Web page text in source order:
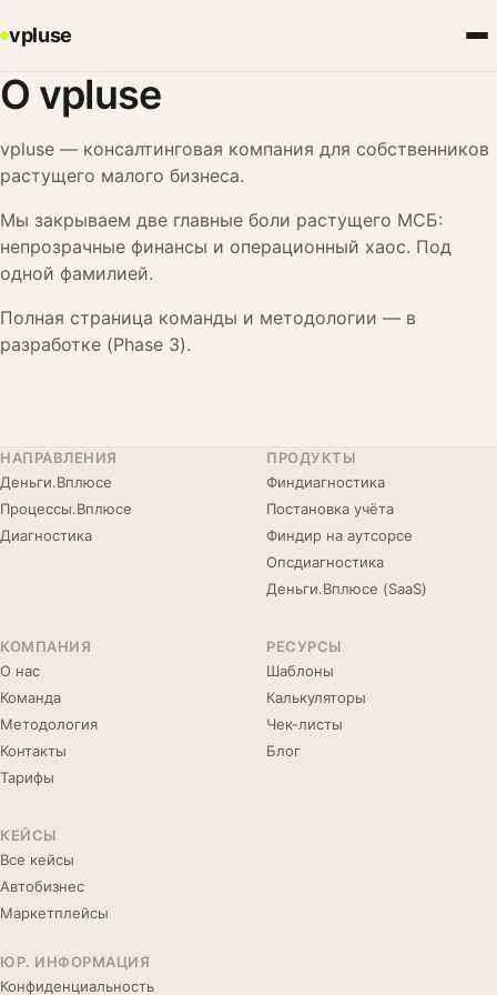
vpluse
О vpluse
vpluse — консалтинговая компания для собственников
растущего малого бизнеса.
Мы закрываем две главные боли растущего МСБ:
непрозрачные финансы и операционный хаос. Под
одной фамилией.
Полная страница команды и методологии — в
разработке (Phase 3).
НАПРАВЛЕНИЯ
Деньги.Вплюсе
Процессы.Вплюсе
Диагностика
ПРОДУКТЫ
Финдиагностика
Постановка учёта
Финдир на аутсорсе
Опсдиагностика
Деньги.Вплюсе (SaaS)
КОМПАНИЯ
О нас
Команда
Методология
Контакты
Тарифы
РЕСУРСЫ
Шаблоны
Калькуляторы
Чек-листы
Блог
КЕЙСЫ
Все кейсы
Автобизнес
Маркетплейсы
ЮР. ИНФОРМАЦИЯ
Конфиденциальность